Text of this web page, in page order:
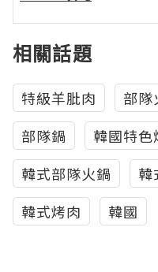
相關話題
特級羊肶肉 部隊
部隊鍋
韓國特色
韓式部隊火鍋
韓
韓式烤肉
韓國